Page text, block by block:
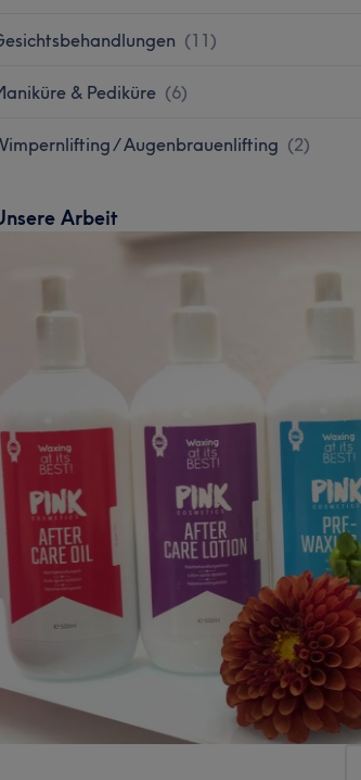
(11)
& Pediküre (6)
/ Augenbrauenlifting (2)
Arbeit